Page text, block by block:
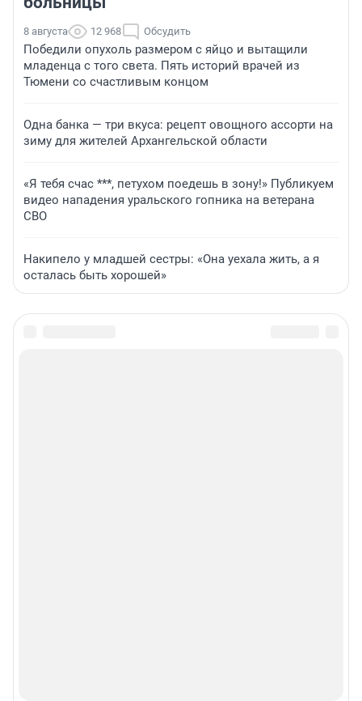
8 августа 12 968 Обсудить
Победили опухоль размером с яйцо и вытащили
младенца с того света. Пять историй врачей из
Тюмени со счастливым концом
Одна банка — три вкуса: рецепт овощного ассорти на
зиму для жителей Архангельской области
«Я тебя счас ***, петухом поедешь в зону!» Публикуем
видео нападения уральского гопника на ветерана
СВО
Накипело у младшей сестры: «Она уехала жить, а я
осталась быть хорошей»